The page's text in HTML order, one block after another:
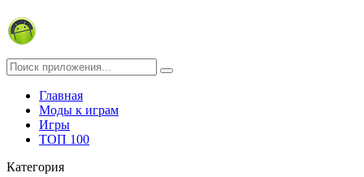
Главная
Моды к играм
Игры
ТОП 100
Категория